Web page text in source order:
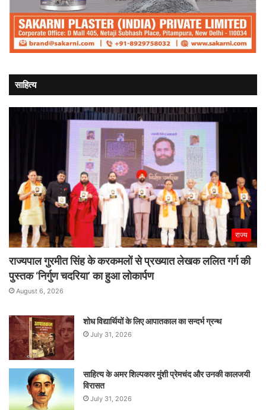
साहित्य
राज्य
राज्यपाल गुरमीत सिंह के करकमलों से प्रख्यात लेखक ललित गर्ग की
पुस्तक ‘निर्गुण चदरिया’ का हुआ लोकार्पण
August 6, 2026
शोध विद्यार्थियों के लिए आपातकाल का सन्दर्भ ग्रन्थ
July 31, 2026
साहित्य के अमर शिल्पकार मुंशी प्रेमचंद और उनकी कालजयी
विरासत
July 31, 2026